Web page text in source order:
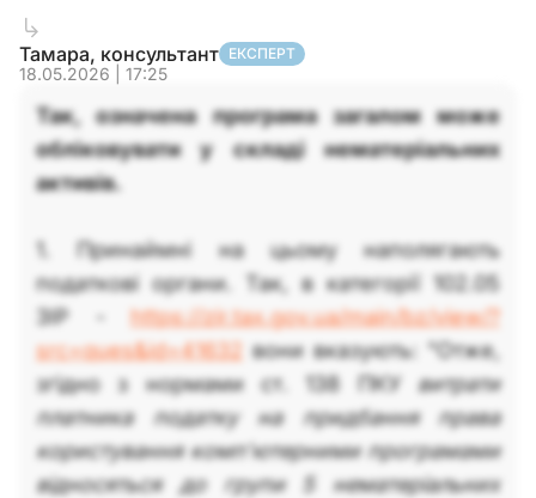
Тамара, консультант ЕКСПЕРТ
18.05.2026 | 17:25
Так, означена програма загалом може
обліковувати у складі нематеріальних
активів.
1. Принаймні на цьому наполягають
податкові органи. Так, в категорії 102.05
ЗІР - https://zir.tax.gov.ua/main/bz/view/?
src=ques&id=41632 вони вказують: "Отже,
згідно з нормами ст. 138 ПКУ витрати
платника податку на придбання права
користування комп’ютерними програмами
відносяться до групи 5 нематеріальних